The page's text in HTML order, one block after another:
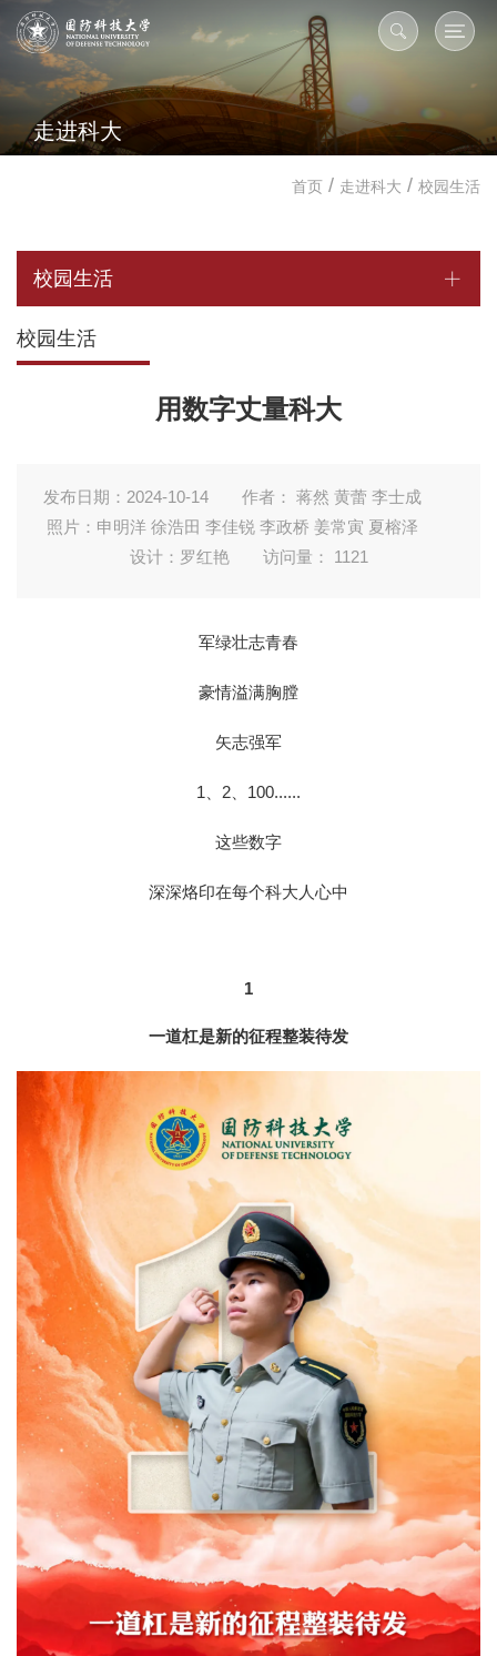
走进科大
首页 / 走进科大 / 校园生活
校园生活
校园生活
用数字丈量科大
发布日期：2024-10-14
作者： 蒋然 黄蕾 李士成
照片：申明洋 徐浩田 李佳锐 李政桥 姜常寅 夏榕泽
设计：罗红艳
访问量： 1121
军绿壮志青春
豪情溢满胸膛
矢志强军
1、2、100......
这些数字
深深烙印在每个科大人心中
1
一道杠是新的征程整装待发